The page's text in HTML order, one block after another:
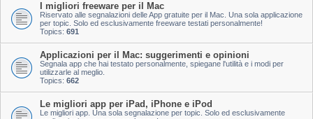
I migliori freeware per il Mac
Riservato alle segnalazioni delle App gratuite per il Mac. Una sola applicazione
per topic. Solo ed esclusivamente freeware testati personalmente!
Topics: 691
Applicazioni per il Mac: suggerimenti e opinioni
Segnala app che hai testato personalmente, spiegane l'utilità e i modi per
utilizzarle al meglio.
Topics: 662
Le migliori app per iPad, iPhone e iPod
Le migliori app. Una sola segnalazione per topic. Solo ed esclusivamente